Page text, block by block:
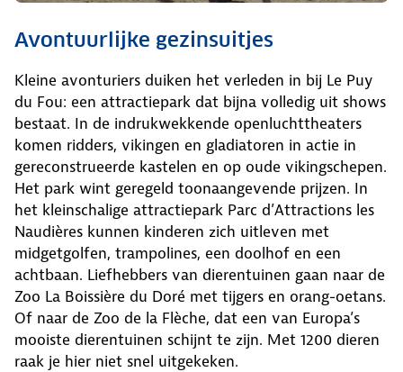
Avontuurlijke gezinsuitjes
Kleine avonturiers duiken het verleden in bij Le Puy
du Fou: een attractiepark dat bijna volledig uit shows
bestaat. In de indrukwekkende openluchttheaters
komen ridders, vikingen en gladiatoren in actie in
gereconstrueerde kastelen en op oude vikingschepen.
Het park wint geregeld toonaangevende prijzen. In
het kleinschalige attractiepark Parc d’Attractions les
Naudières kunnen kinderen zich uitleven met
midgetgolfen, trampolines, een doolhof en een
achtbaan. Liefhebbers van dierentuinen gaan naar de
Zoo La Boissière du Doré met tijgers en orang-oetans.
Of naar de Zoo de la Flèche, dat een van Europa’s
mooiste dierentuinen schijnt te zijn. Met 1200 dieren
raak je hier niet snel uitgekeken.